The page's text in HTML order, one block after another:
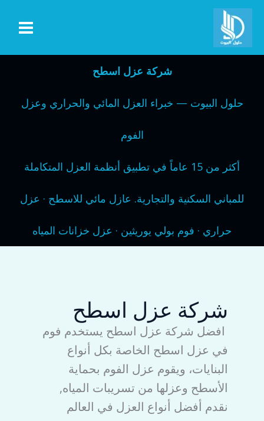
تخطي
المحتوى
شركة عزل اسطح
حلول البيوت — خبراء العزل المائي والحراري وعزل
الفوم
أكثر من 15 عاماً في تطبيق أنظمة العزل المتكاملة
للمباني السكنية والتجارية. عازل مائي للاسطح · عزل
حراري · فوم بولي يوريثين · عزل خزانات المياه
شركة عزل اسطح
افضل شركة عزل اسطح يستخدم فوم
في عزل اسطح الخاصة بكل أنواع
البنايات، ويقوم عزل الفوم بحماية
الأسطح وعزلها من تسريبات المياه,
نقدم أفضل أنواع العزل في العالم